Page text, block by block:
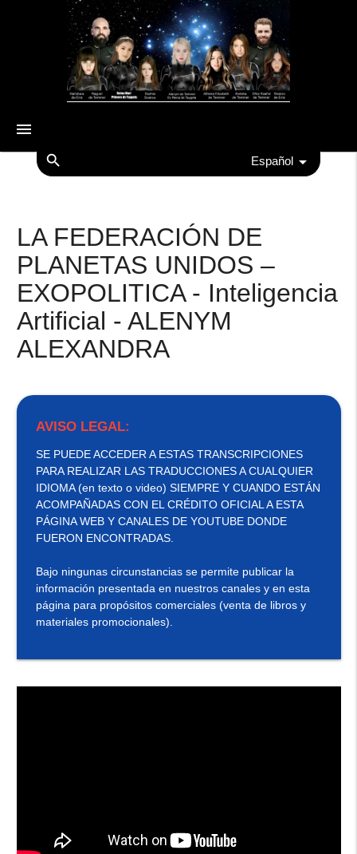
menu
search Español
LA FEDERACIÓN DE
PLANETAS UNIDOS –
EXOPOLITICA - Inteligencia
Artificial - ALENYM
ALEXANDRA
AVISO LEGAL:
SE PUEDE ACCEDER A ESTAS TRANSCRIPCIONES
PARA REALIZAR LAS TRADUCCIONES A CUALQUIER
IDIOMA (en texto o video) SIEMPRE Y CUANDO ESTÁN
ACOMPAÑADAS CON EL CRÉDITO OFICIAL A ESTA
PÁGINA WEB Y CANALES DE YOUTUBE DONDE
FUERON ENCONTRADAS.
Bajo ningunas circunstancias se permite publicar la
información presentada en nuestros canales y en esta
página para propósitos comerciales (venta de libros y
materiales promocionales).